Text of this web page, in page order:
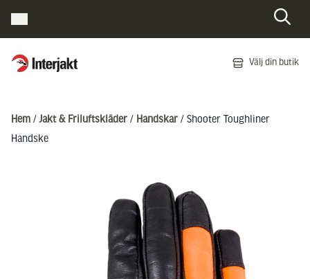
Interjakt SE Välj din butik
Hem /Jakt & Friluftskläder / Handskar / Shooter Toughliner
Handske